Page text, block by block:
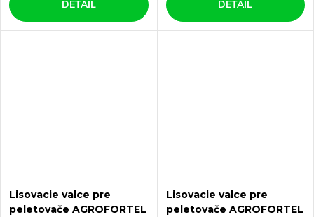
DETAIL DETAIL
Lisovacie valce pre
peletovače AGROFORTEL
Lisovacie valce pre
peletovače AGROFORTEL